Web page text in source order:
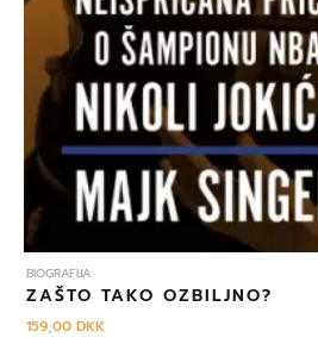
BIOGRAFIJA
ZAŠTO TAKO OZBILJNO?
159,00DKK